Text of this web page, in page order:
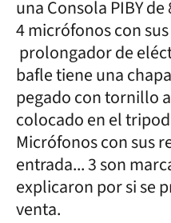
una Consola PIBY
4 micrófonos con
prolongador de
bafle tiene una
pegado con tornillo
colocado en el
Micrófonos con sus
entrada... 3 son
explicaron por si se
venta.